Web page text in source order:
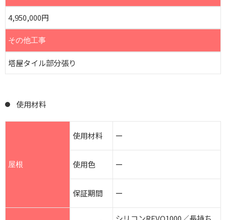
4,950,000円
その他工事
塔屋タイル部分張り
使用材料
屋根
使用材料 ー
使用色 ー
保証期間 ー